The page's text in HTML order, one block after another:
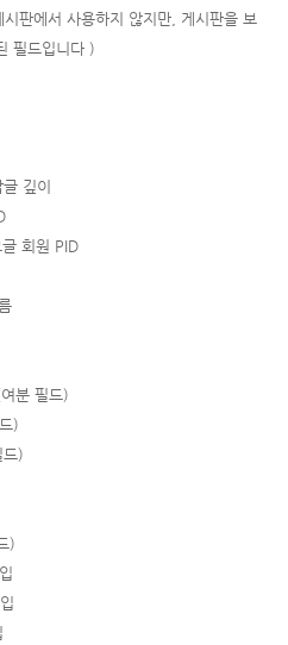
판에서 사용하지 않지만, 게시판을 보
필드입니다 )
깊이
회원 PID
분 필드)
)
)
)